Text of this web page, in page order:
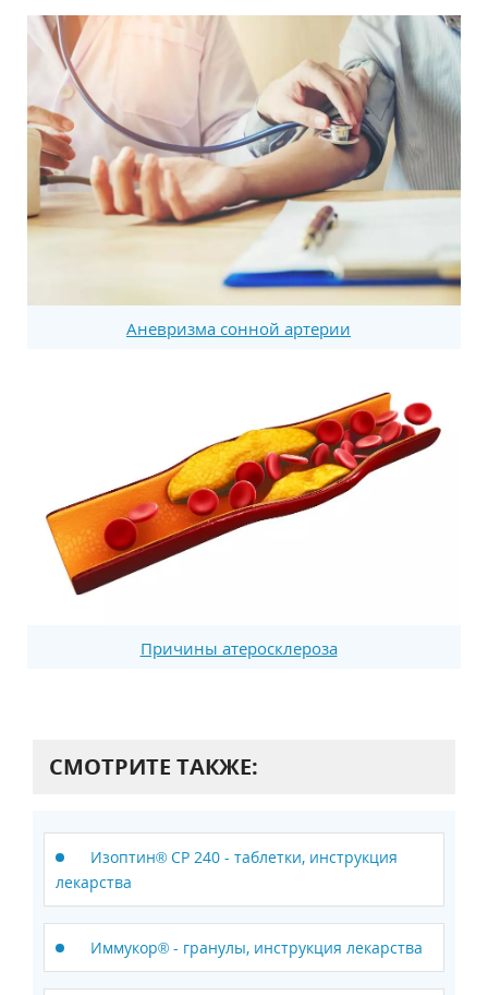
Аневризма сонной артерии
Причины атеросклероза
СМОТРИТЕ ТАКЖЕ:
Изоптин® СР 240 - таблетки, инструкция
лекарства
Иммукор® - гранулы, инструкция лекарства